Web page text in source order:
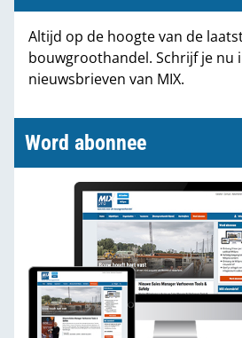
Partners
Altijd op de hoogte van de
bouwgroothandel. Schrijf je nu
nieuwsbrieven van MIX.
Word abonnee